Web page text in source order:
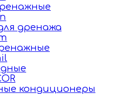
дренажа
кондиционеры